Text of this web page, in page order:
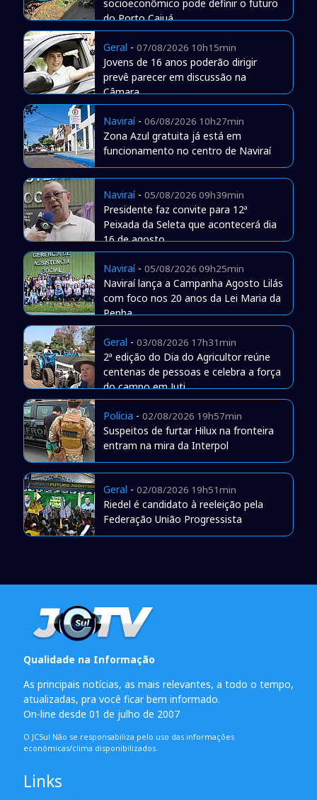
socioeconômico pode definir o futuro
do Porto Caiuá
Geral - 07/08/2026 10h15min
Jovens de 16 anos poderão dirigir
prevê parecer em discussão na
Câmara
Naviraí- 06/08/2026 10h27min
Zona Azul gratuita já está em
funcionamento no centro de Naviraí
Naviraí- 05/08/2026 09h39min
Presidente faz convite para 12ª
Peixada da Seleta que acontecerá dia
16 de agosto
Naviraí- 05/08/2026 09h25min
Naviraí lança a Campanha Agosto Lilás
com foco nos 20 anos da Lei Maria da
Penha
Geral - 03/08/2026 17h31min
2ª edição do Dia do Agricultor reúne
centenas de pessoas e celebra a força
do campo em Juti
Polícia - 02/08/2026 19h57min
Suspeitos de furtar Hilux na fronteira
entram na mira da Interpol
Geral - 02/08/2026 19h51min
Riedel é candidato à reeleição pela
Federação União Progressista
Qualidade na Informação
As principais notícias, as mais relevantes, a todo o tempo,
atualizadas, pra você ficar bem informado.
On-line desde 01 de julho de 2007
O JCSul Não se responsabiliza pelo uso das informações
econômicas/clima disponibilizados.
Links